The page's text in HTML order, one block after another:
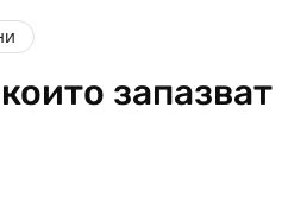
запазват